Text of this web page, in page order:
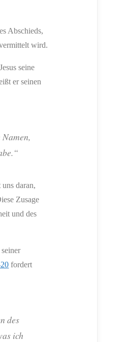
Abschieds,
wird.
seine
er seinen
daran,
Zusage
und des
fordert
des
ich